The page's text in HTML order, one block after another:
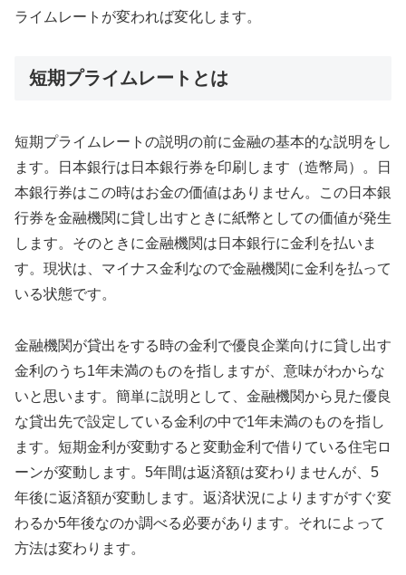
ライムレートが変われば変化します。
短期プライムレートとは
短期プライムレートの説明の前に金融の基本的な説明をし
ます。日本銀行は日本銀行券を印刷します（造幣局）。日
本銀行券はこの時はお金の価値はありません。この日本銀
行券を金融機関に貸し出すときに紙幣としての価値が発生
します。そのときに金融機関は日本銀行に金利を払いま
す。現状は、マイナス金利なので金融機関に金利を払って
いる状態です。
金融機関が貸出をする時の金利で優良企業向けに貸し出す
金利のうち1年未満のものを指しますが、意味がわからな
いと思います。簡単に説明として、金融機関から見た優良
な貸出先で設定している金利の中で1年未満のものを指し
ます。短期金利が変動すると変動金利で借りている住宅ロ
ーンが変動します。5年間は返済額は変わりませんが、5
年後に返済額が変動します。返済状況によりますがすぐ変
わるか5年後なのか調べる必要があります。それによって
方法は変わります。